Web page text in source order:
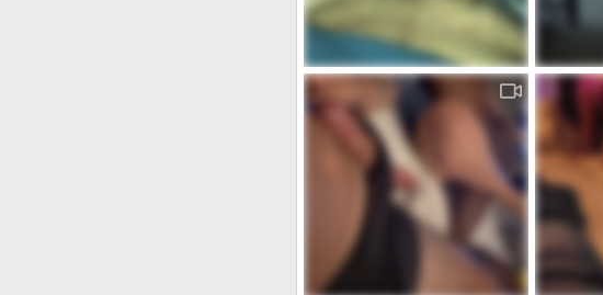
72917321325__C718D110-0B0A-4BF3-B4C5-E026354F01EA.MOV
Feb 9, 2024
0
admin